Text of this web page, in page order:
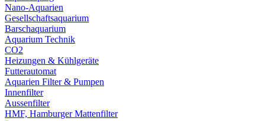
Nano-Aquarien
Gesellschaftsaquarium
Barschaquarium
Aquarium Technik
CO2
Heizungen & Kühlgeräte
Futterautomat
Aquarien Filter & Pumpen
Innenfilter
Aussenfilter
HMF, Hamburger Mattenfilter